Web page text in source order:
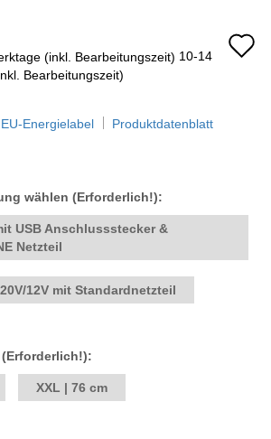
10-14
Bearbeitungszeit)
EU-Energielabel Produktdatenblatt
wählen (Erforderlich!):
USB Anschlussstecker &
Netzteil
12V mit Standardnetzteil
XXL | 76 cm